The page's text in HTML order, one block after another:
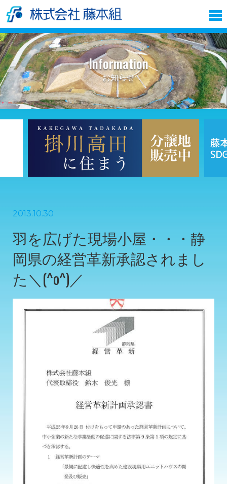
Information
お知らせ
2013.10.30
羽を広げた現場小屋・・・静
岡県の経営革新承認されまし
た＼(^o^)／